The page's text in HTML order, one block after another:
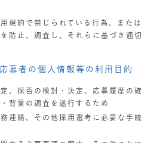
規約で禁じられている行為、または
防止、調査し、それらに基づき適切
募者の個人情報等の利用目的
、採否の検討・決定、応募履歴の確
背景の調査を遂行するため
連絡、その他採用選考に必要な手続